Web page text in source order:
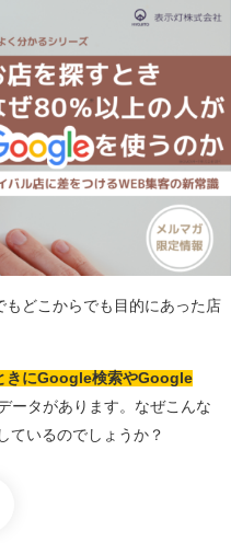
もどこからでも目的にあった店
きにGoogle検索やGoogle
ータがあります。なぜこんな
ているのでしょうか？